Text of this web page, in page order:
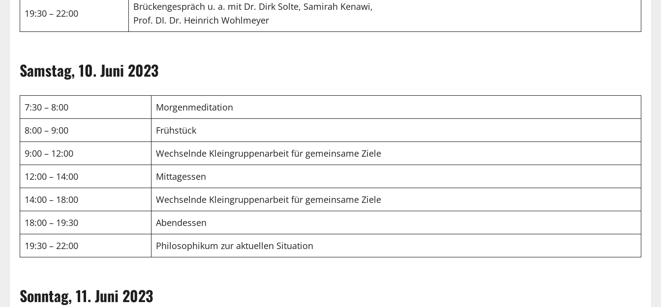
19:30 – 22:00
Brückengespräch u. a. mit Dr. Dirk Solte, Samirah Kenawi,
Prof. DI. Dr. Heinrich Wohlmeyer
Samstag, 10. Juni 2023
7:30 – 8:00
Morgenmeditation
8:00 – 9:00
Frühstück
9:00 – 12:00
Wechselnde Kleingruppenarbeit für gemeinsame Ziele
12:00 – 14:00
Mittagessen
14:00 – 18:00
Wechselnde Kleingruppenarbeit für gemeinsame Ziele
18:00 – 19:30
Abendessen
19:30 – 22:00
Philosophikum zur aktuellen Situation
Sonntag, 11. Juni 2023